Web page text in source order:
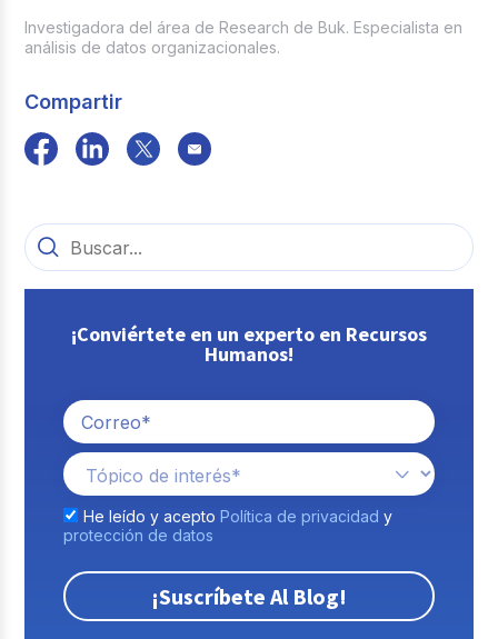
Investigadora del área de Research de Buk. Especialista en
análisis de datos organizacionales.
Compartir
¡Conviértete en un experto en Recursos
Humanos!
He leído y acepto Política de privacidad y
protección de datos